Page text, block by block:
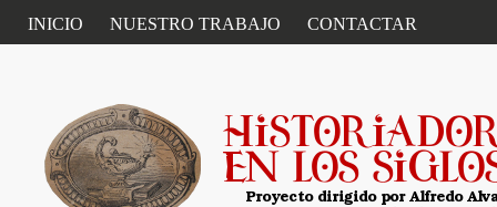
ENLACES PRIMARIOS
INICIO NUESTRO TRABAJO CONTACTAR